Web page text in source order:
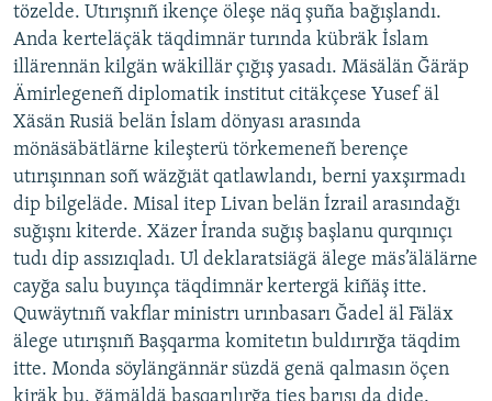
tözelde. Utırışnıñ ikençe öleşe näq şuña bağışlandı.
Anda kerteläçäk täqdimnär turında kübräk İslam
illärennän kilgän wäkillär çığış yasadı. Mäsälän Ğäräp
Ämirlegeneñ diplomatik institut citäkçese Yusef äl
Xäsän Rusiä belän İslam dönyası arasında
mönäsäbätlärne kileşterü törkemeneñ berençe
utırışınnan soñ wäzğıät qatlawlandı, berni yaxşırmadı
dip bilgeläde. Misal itep Livan belän İzrail arasındağı
suğışnı kiterde. Xäzer İranda suğış başlanu qurqınıçı
tudı dip assızıqladı. Ul deklaratsiägä älege mäs’älälärne
cayğa salu buyınça täqdimnär kertergä kiñäş itte.
Quwäytnıñ vakflar ministrı urınbasarı Ğadel äl Fäläx
älege utırışnıñ Başqarma komitetın buldırırğa täqdim
itte. Monda söylängännär süzdä genä qalmasın öçen